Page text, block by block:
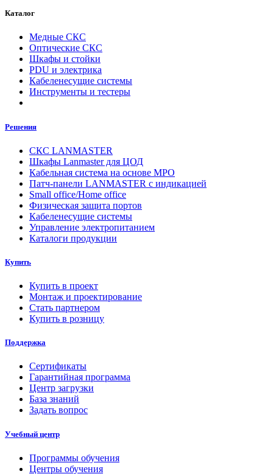
Каталог
Медные СКС
Оптические СКС
Шкафы и стойки
PDU и электрика
Кабеленесущие системы
Инструменты и тестеры
Решения
СКС LANMASTER
Шкафы Lanmaster для ЦОД
Кабельная система на основе MPO
Патч-панели LANMASTER с индикацией
Small office/Home office
Физическая защита портов
Кабеленесущие системы
Управление электропитанием
Каталоги продукции
Купить
Купить в проект
Монтаж и проектирование
Стать партнером
Купить в розницу
Поддержка
Сертификаты
Гарантийная программа
Центр загрузки
База знаний
Задать вопрос
Учебный центр
Программы обучения
Центры обучения